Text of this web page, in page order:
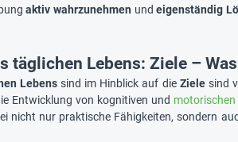
aktiv wahrzunehmen undeigenständig
täglichen Lebens: Ziele –
Lebens sind im Hinblick auf die Zielesind
Entwicklung von kognitiven und motorischen
nicht nur praktische Fähigkeiten, sondern